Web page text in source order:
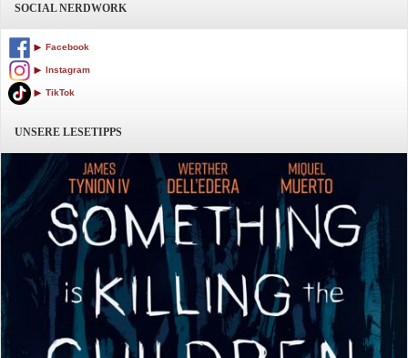
SOCIAL NERDWORK
Facebook
Instagram
TikTok
UNSERE LESETIPPS